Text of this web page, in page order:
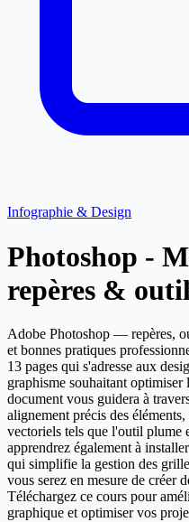
Infographie & Design
Photoshop -
repères &
Adobe Photoshop — repères,
et bonnes pratiques
13 pages qui s'adresse aux
graphisme souhaitant
document vous guidera à
alignement précis des
vectoriels tels que l'outil plume
apprendrez également à
qui simplifie la gestion des
vous serez en mesure de créer
Téléchargez ce cours pour
graphique et optimiser vos